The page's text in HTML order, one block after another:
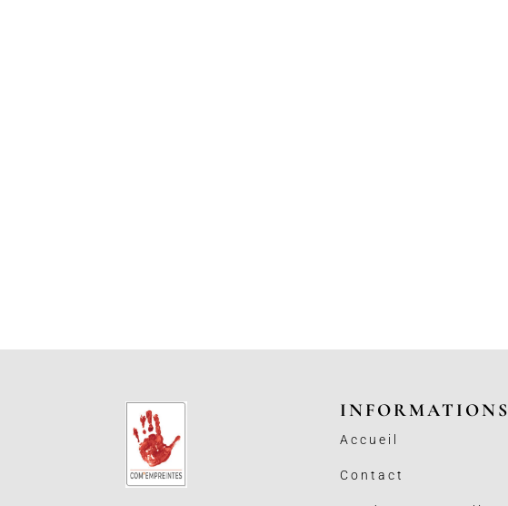
INFORMATIONS
Accueil
Contact